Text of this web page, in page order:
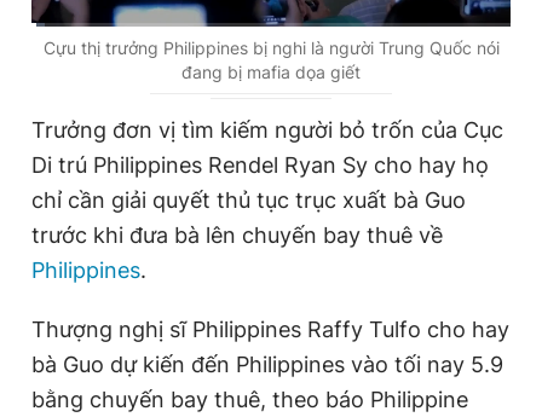
Giấy phép xuất bản số 110/GP - BTTTT cấp ngày 24.3.2020
© 2003-2026 Bản quyền thuộc về Báo Thanh Niên. Cấm sao
chép dưới mọi hình thức nếu không có sự chấp thuận bằng văn
C
r
n
t
i
m
e
0:02 D
2:28
Cựu thị trưởng Philippines bị nghi là người Trung Quốc nói
đang bị mafia dọa giết
Trưởng đơn vị tìm kiếm người bỏ trốn của Cục
Di trú Philippines Rendel Ryan Sy cho hay họ
chỉ cần giải quyết thủ tục trục xuất bà Guo
trước khi đưa bà lên chuyến bay thuê về
Philippines.
Thượng nghị sĩ Philippines Raffy Tulfo cho hay
bà Guo dự kiến đến Philippines vào tối nay 5.9
bằng chuyến bay thuê, theo báo Philippine